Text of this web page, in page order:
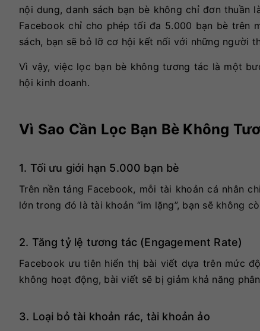
nội dung, danh sách bạn bè không chỉ đơn thuần
Facebook chỉ cho phép tối đa 5.000 bạn bè trên
sách, bạn sẽ bỏ lỡ cơ hội kết nối với những người
Vì vậy, việc lọc bạn bè không tương tác là một
hội kinh doanh.
Vì Sao Cần Lọc Bạn Bè Không
1. Tối ưu giới hạn 5.000 bạn bè
Trên nền tảng Facebook, mỗi tài khoản cá nhân
lớn trong đó là tài khoản “im lặng”, bạn sẽ không
2. Tăng tỷ lệ tương tác (Engagement Rate)
Facebook ưu tiên hiển thị bài viết dựa trên mức
không hoạt động, bài viết sẽ bị giảm khả năng
3. Loại bỏ tài khoản rác, tài khoản ảo